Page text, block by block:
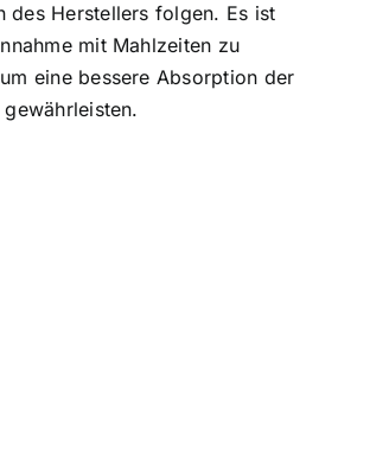
des Herstellers folgen. Es ist
mit Mahlzeiten zu
eine bessere Absorption der